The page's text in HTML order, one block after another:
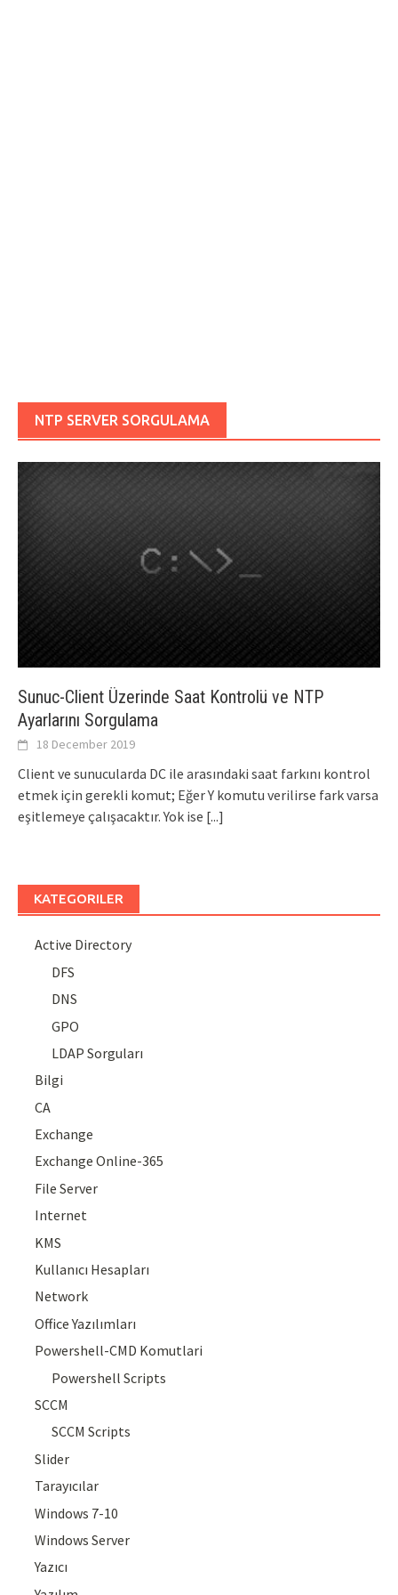
NTP SERVER SORGULAMA
Sunuc-Client Üzerinde Saat Kontrolü ve NTP
Ayarlarını Sorgulama
18 December 2019
Client ve sunucularda DC ile arasındaki saat farkını kontrol
etmek için gerekli komut; Eğer Y komutu verilirse fark varsa
eşitlemeye çalışacaktır. Yok ise [...]
KATEGORILER
Active Directory
DFS
DNS
GPO
LDAP Sorguları
Bilgi
CA
Exchange
Exchange Online-365
File Server
Internet
KMS
Kullanıcı Hesapları
Network
Office Yazılımları
Powershell-CMD Komutlari
Powershell Scripts
SCCM
SCCM Scripts
Slider
Tarayıcılar
Windows 7-10
Windows Server
Yazıcı